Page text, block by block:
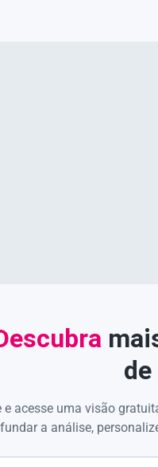
e acesse uma visão
a análise,